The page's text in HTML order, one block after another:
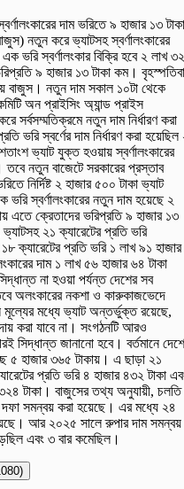
দাম ভরিতে ৯ হাজার ১৩ টাকা
নতুন করে ভ্যাটসহ স্বর্ণালংকারের
ভরি স্বর্ণালংকার বিক্রি হবে ২ লাখ ৩২
৯ হাজার ১৩ টাকা কম।
বাজুস। নতুন দাম সকাল ১০টা থেকে
অন প্রাইসিং অ্যান্ড প্রাইস
সর্বসম্মতিক্রমে নতুন দাম নির্ধারণ করা
স্বর্ণের দাম নির্ধারণ করা হয়েছিল
ভ্যাট যুক্ত হওয়ায় স্বর্ণালংকারের
নতুন বাজেটে সরকারের প্রস্তাব
নির্দিষ্ট ২ হাজার ৫০০ টাকা ভ্যাট
স্বর্ণালংকারের নতুন দাম হয়েছে ২
এতে ক্রেতাদের ভরিপ্রতি ৯ হাজার ১৩
২১ ক্যারেটের প্রতি ভরি
ক্যারেটের প্রতি ভরি ১ লাখ ৯১ হাজার
দাম ১ লাখ ৫৬ হাজার ৬৪ টাকা
না হওয়া পর্যন্ত দেশের সব
অলংকারের নকশা ও কারুকাজভেদে
মধ্যে ভ্যাট অন্তর্ভুক্ত রয়েছে,
করা যাবে না। সংগঠনটি আরও
সিদ্ধান্ত জানানো হবে। বর্তমানে
৫ হাজার ৩৬৫ টাকায়। এ ছাড়া ২১
প্রতি ভরি ৪ হাজার ৪৩২ টাকা
টাকা। বাজুসের তথ্য অনুযায়ী, চলতি
দফা সমন্বয় করা হয়েছে। এর মধ্যে ২৪
আর ২০২৫ সালে রুপার দাম সমন্বয়
এবং ৩ বার কমেছিল।